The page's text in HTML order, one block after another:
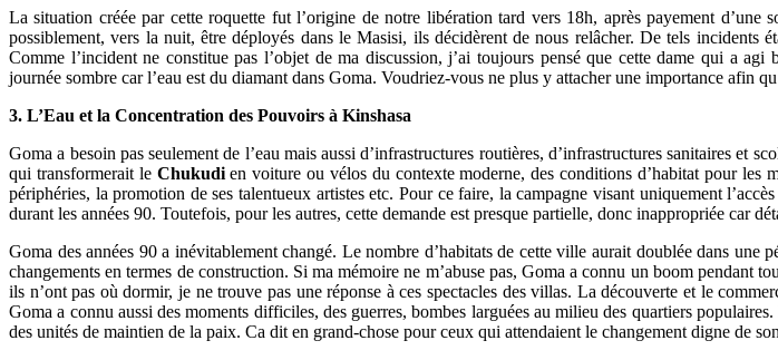
La situation créée par cette roquette fut l’origine de notre libération tard vers 18h, après payement
possiblement, vers la nuit, être déployés dans le Masisi, ils décidèrent de nous relâcher. De tels incidents
Comme l’incident ne constitue pas l’objet de ma discussion, j’ai toujours pensé que cette dame qui a
journée sombre car l’eau est du diamant dans Goma. Voudriez-vous ne plus y attacher une importance afin
3. L’Eau et la Concentration des Pouvoirs à Kinshasa
Goma a besoin pas seulement de l’eau mais aussi d’infrastructures routières, d’infrastructures sanitaires et
qui transformerait le Chukudien voiture ou vélos du contexte moderne, des conditions d’habitat pour les
périphéries, la promotion de ses talentueux artistes etc. Pour ce faire, la campagne visant uniquement
durant les années 90. Toutefois, pour les autres, cette demande est presque partielle, donc inappropriée car
Goma des années 90 a inévitablement changé. Le nombre d’habitats de cette ville aurait doublée dans
changements en termes de construction. Si ma mémoire ne m’abuse pas, Goma a connu un boom pendant
ils n’ont pas où dormir, je ne trouve pas une réponse à ces spectacles des villas. La découverte et le
Goma a connu aussi des moments difficiles, des guerres, bombes larguées au milieu des quartiers
des unités de maintien de la paix. Ca dit en grand-chose pour ceux qui attendaient le changement digne de